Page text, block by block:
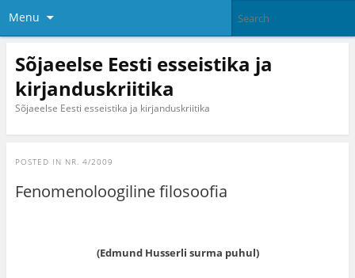
Menu
Sõjaeelse Eesti esseistika ja
kirjanduskriitika
Sõjaeelse Eesti esseistika ja kirjanduskriitika
POSTED IN NR. 4/2009
Fenomenoloogiline filosoofia
(Edmund Husserli surma puhul)